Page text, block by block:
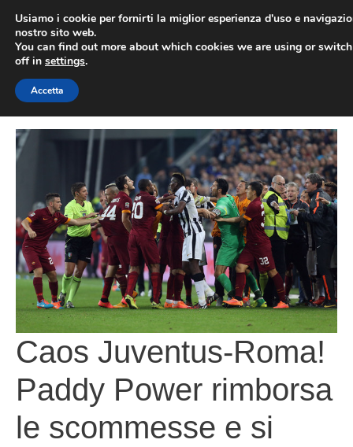
contenuto
Caos Juventus-Roma!
Paddy Power rimborsa
le scommesse e si
Usiamo i cookie per fornirti la miglior esperienza d'uso e
nostro sito web.
You can find out more about which cookies we are using or
off in settings.
Accetta